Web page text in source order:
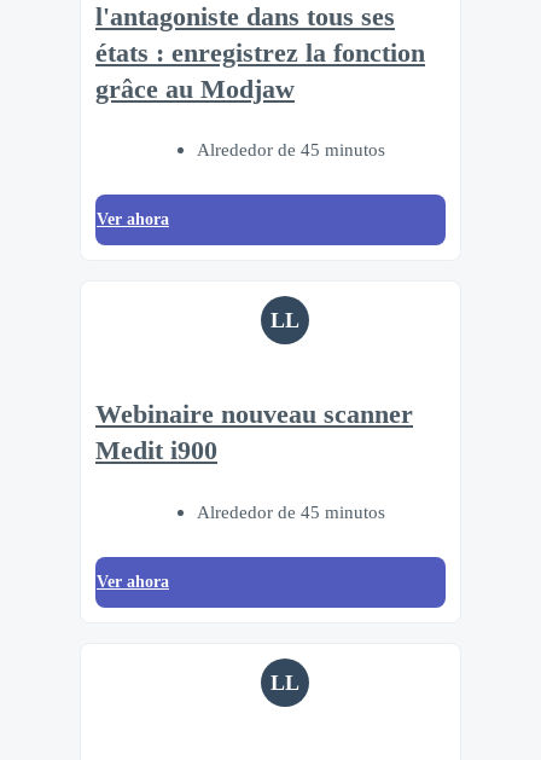
l'antagoniste dans tous ses
états : enregistrez la fonction
grâce au Modjaw
Alrededor de 45 minutos
Ver ahora
LL
Webinaire nouveau scanner
Medit i900
Alrededor de 45 minutos
Ver ahora
LL